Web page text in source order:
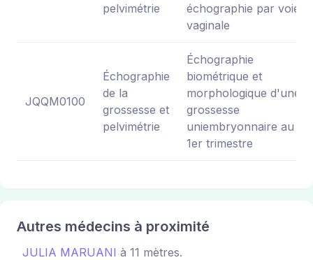
pelvimétrie
échographie par voie
vaginale
JQQM0100
Échographie
de la
grossesse et
pelvimétrie
Échographie
biométrique et
morphologique d'une
grossesse
uniembryonnaire au
1er trimestre
Autres médecins à proximité
JULIA MARUANI à 11 mètres.